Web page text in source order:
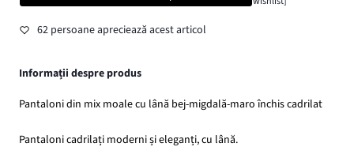
62 persoane apreciează acest articol
Informații despre produs
Pantaloni din mix moale cu lână bej-migdală-maro închis cadrilat
Pantaloni cadrilați moderni și eleganți, cu lână.